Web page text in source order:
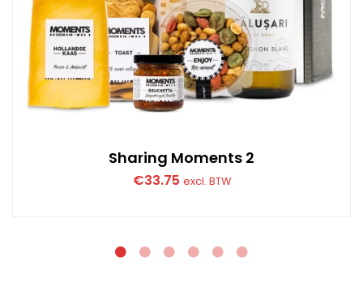
Sharing Moments 2
€33.75 excl. BTW